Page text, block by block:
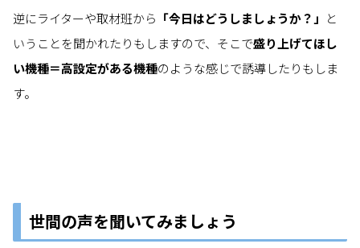
逆にライターや取材班から 「今日はどうしましょうか？」 と
いうことを聞かれたりもしますので、そこで盛り上げてほし
い機種＝高設定がある機種のような感じで誘導したりもしま
す。
世間の声を聞いてみましょう